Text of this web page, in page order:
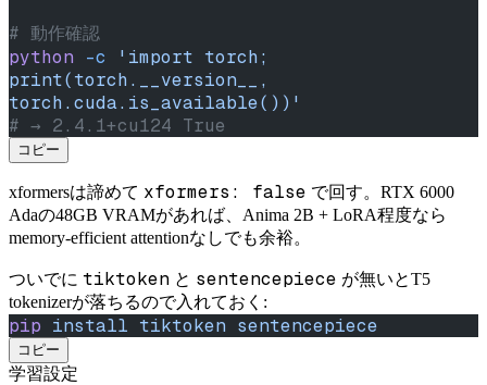
# 動作確認
python -c 'import torch;
print(torch.__version__,
torch.cuda.is_available())'
# → 2.4.1+cu124 True
コピー
xformersは諦めて xformers: false で回す。RTX 6000
Adaの48GB VRAMがあれば、Anima 2B + LoRA程度なら
memory-efficient attentionなしでも余裕。
ついでに tiktoken と sentencepiece が無いとT5
tokenizerが落ちるので入れておく:
pip install tiktoken sentencepiece
コピー
学習設定